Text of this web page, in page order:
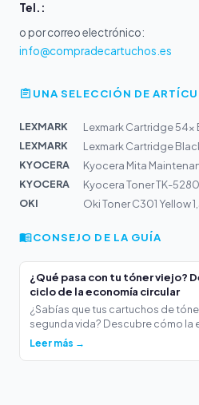
Tel.:
o por correo electrónico:
info@compradecartuchos.es
UNA SELECCIÓN DE
LEXMARK
Lexmark Cartridge 54x
LEXMARK
Lexmark Cartridge
KYOCERA
KYOCERA
OKI
Oki Toner C301 Yellow
CONSEJO DE LA GUÍA
¿Qué pasa con tu tóner viejo?
ciclo de la economía circular
¿Sabías que tus cartuchos de
segunda vida? Descubre cómo la
Leer más →